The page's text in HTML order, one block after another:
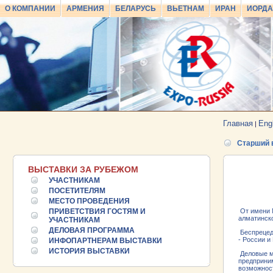
О КОМПАНИИ АРМЕНИЯ БЕЛАРУСЬ ВЬЕТНАМ ИРАН
Главная |
ВЫСТАВКИ ЗА РУБЕЖОМ
УЧАСТНИКАМ
ПОСЕТИТЕЛЯМ
МЕСТО ПРОВЕДЕНИЯ
ПРИВЕТСТВИЯ ГОСТЯМ И
УЧАСТНИКАМ
ДЕЛОВАЯ ПРОГРАММА
ИНФОПАРТНЕРАМ ВЫСТАВКИ
ИСТОРИЯ ВЫСТАВКИ
25.06.2026 ::Пост-релиз
25.06.2026 :: Деловая программа EXPO EURASIA
VIETNAM 2026
Старший
От имени
- России и
Деловые